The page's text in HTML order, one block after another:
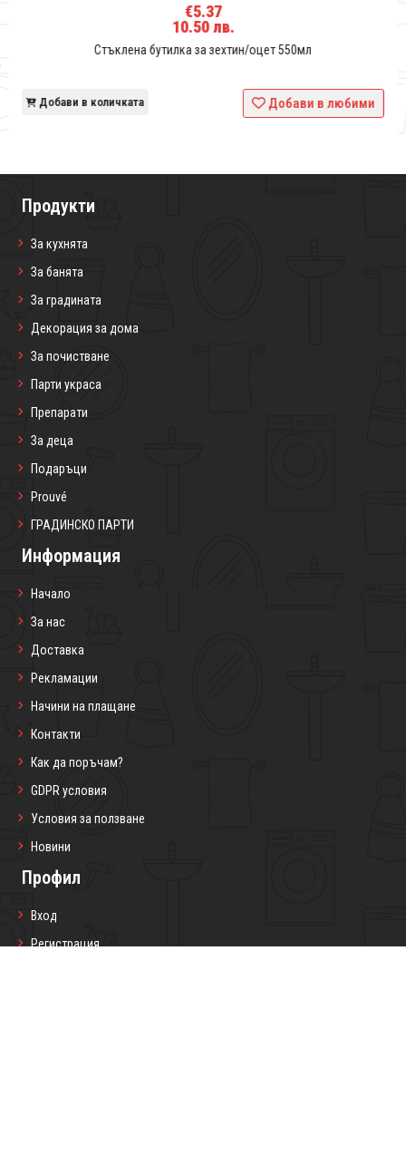
€5.37
10.50 лв.
Стъклена бутилка за зехтин/оцет 550мл
Добави в количката Добави в любими
Продукти
За кухнята
За банята
За градината
Декорация за дома
За почистване
Парти украса
Препарати
За деца
Подаръци
Prouvé
ГРАДИНСКО ПАРТИ
Информация
Начало
За нас
Доставка
Рекламации
Начини на плащане
Контакти
Как да поръчам?
GDPR условия
Условия за ползване
Новини
Профил
Вход
Регистрация